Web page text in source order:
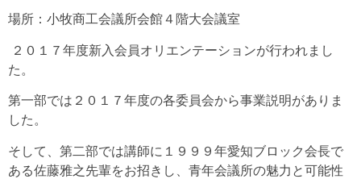
場所：小牧商工会議所会館４階大会議室
２０１７年度新入会員オリエンテーションが行われまし
た。
第一部では２０１７年度の各委員会から事業説明がありま
した。
そして、第二部では講師に１９９９年愛知ブロック会長で
ある佐藤雅之先輩をお招きし、青年会議所の魅力と可能性